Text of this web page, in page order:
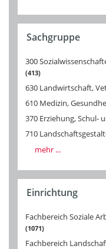
Sachgruppe
300
413
630 Landwirtschaft,
610 Medizin,
370 Erziehung, Schul-
710
mehr ...
Einrichtung
Fachbereich Soziale
1071
Fachbereich